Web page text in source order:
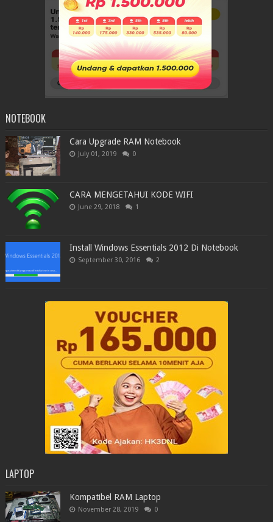
NOTEBOOK
Cara Upgrade RAM Notebook
July 01, 2019 0
CARA MENGETAHUI KODE WIFI
June 29, 2018 1
Install Windows Essentials 2012 Di Notebook
September 30, 2016 2
LAPTOP
Kompatibel RAM Laptop
November 28, 2019 0